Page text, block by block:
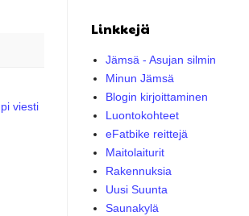
viesti
Linkkejä
Jämsä - Asujan silmin
Minun Jämsä
Blogin kirjoittaminen
Luontokohteet
eFatbike reittejä
Maitolaiturit
Rakennuksia
Uusi Suunta
Saunakylä